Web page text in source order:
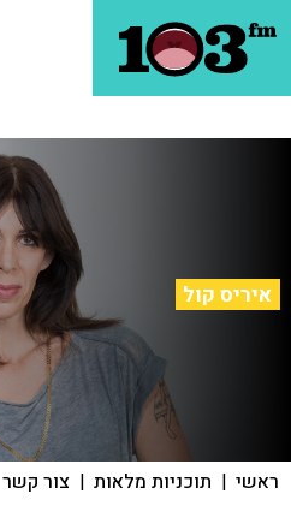
איריס קול
ראשי | תוכניות מלאות | צור קשר